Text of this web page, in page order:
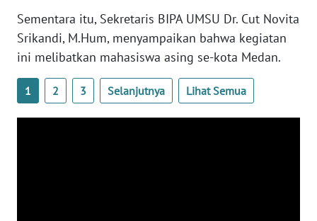
Sementara itu, Sekretaris BIPA UMSU Dr. Cut Novita
Srikandi, M.Hum, menyampaikan bahwa kegiatan
ini melibatkan mahasiswa asing se-kota Medan.
1 2 3 Selanjutnya Lihat Semua
WN
KEPRI
PAPUA